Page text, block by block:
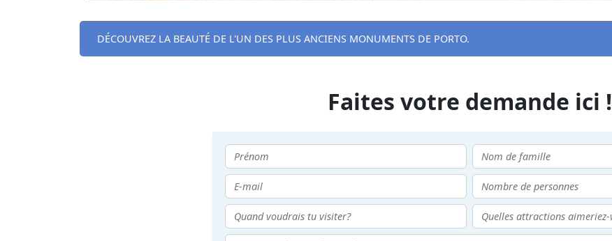
DÉCOUVREZ LA BEAUTÉ DE L'UN DES PLUS ANCIENS MONUMENTS DE PORTO.
Faites votre demande ici !